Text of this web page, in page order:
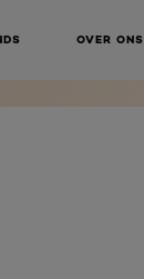
OVER ONS